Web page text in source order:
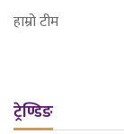
हाम्रो टीम
ट्रेण्डिङ